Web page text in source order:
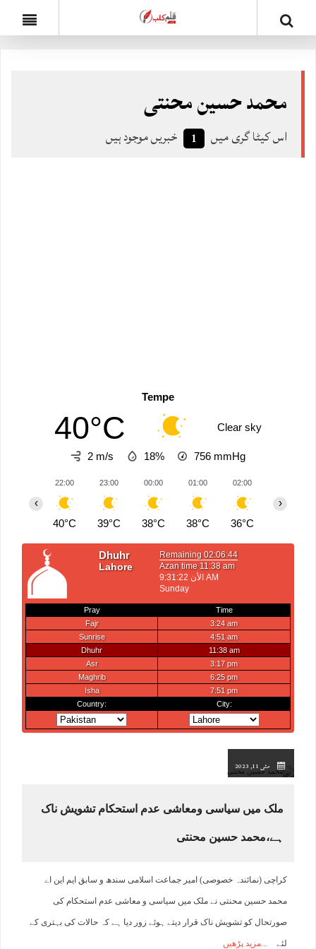
محمد حسین محنتی
اس کیٹا گری میں 1 خبریں موجود ہیں
Tempe
40°C Clear sky
2 m/s 18% 756 mmHg
22:00
40°C
23:00
39°C
00:00
38°C
01:00
38°C
02:00
36°C
‹ ›
مئی 11, 2023
ملک میں سیاسی ومعاشی عدم استحکام تشویش ناک
ہے،محمد حسین محنتی
کراچی (نمائندہ خصوصی) امیر جماعت اسلامی سندھ و سابق ایم این اے
محمد حسین محنتی نے ملک میں سیاسی و معاشی عدم استحکام کی
صورتحال کو تشویش ناک قرار دیتے ہوئے زور دیا ہے کہ حالات کی بہتری کے
لئے مزید پڑھیں